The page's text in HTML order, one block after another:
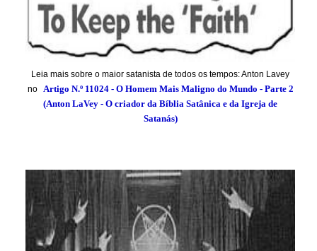
Leia mais sobre o maior satanista de todos os tempos: Anton Lavey
no
Artigo N.º 11024- O Homem Mais Maligno do Mundo - Parte 2
(Anton LaVey - O criador da Bíblia Satânica e da Igreja de
Satanás)